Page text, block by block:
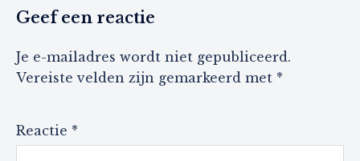
Geef een reactie
Je e-mailadres wordt niet gepubliceerd.
Vereiste velden zijn gemarkeerd met *
Reactie *